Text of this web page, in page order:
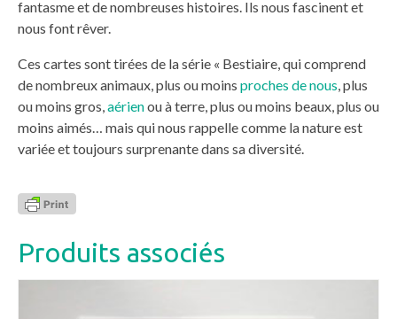
fantasme et de nombreuses histoires. Ils nous fascinent et
nous font rêver.
Ces cartes sont tirées de la série « Bestiaire, qui comprend
de nombreux animaux, plus ou moins proches de nous, plus
ou moins gros,aérienou à terre, plus ou moins beaux, plus ou
moins aimés… mais qui nous rappelle comme la nature est
variée et toujours surprenante dans sa diversité.
Produits associés